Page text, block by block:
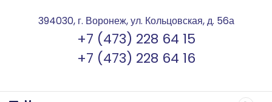
394030, г. Воронеж, ул. Кольцовская, д. 56а
+7 (473) 228 64 15
+7 (473) 228 64 16